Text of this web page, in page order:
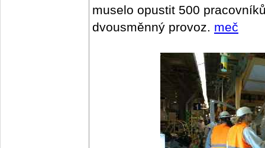
muselo opustit 500
dvousměnný provoz. meč